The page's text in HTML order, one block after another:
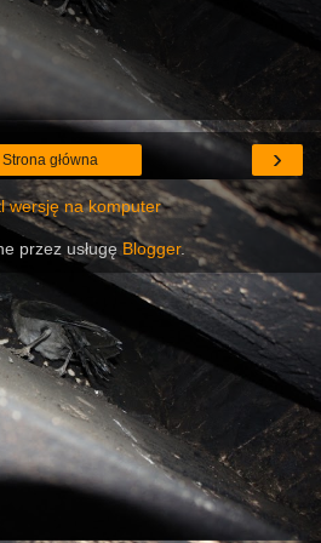
›
Strona główna
wersję na komputer
przez usługę Blogger.